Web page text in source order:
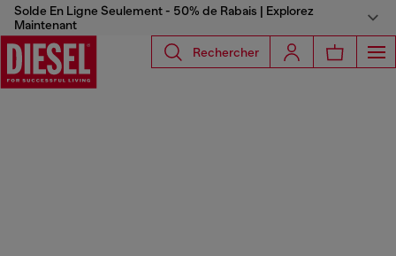
Solde En Ligne Seulement - 50% de Rabais | Explorez
Maintenant
Rechercher